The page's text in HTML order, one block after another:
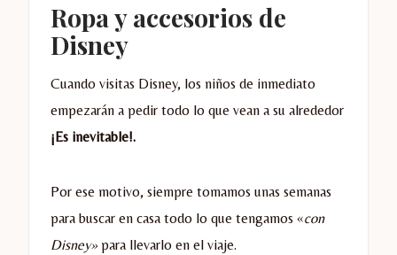
Ropa y accesorios de
Disney
Cuando visitas Disney, los niños de inmediato
empezarán a pedir todo lo que vean a su alrededor
¡Es inevitable!.
Por ese motivo, siempre tomamos unas semanas
para buscar en casa todo lo que tengamos «con
Disney»para llevarlo en el viaje.